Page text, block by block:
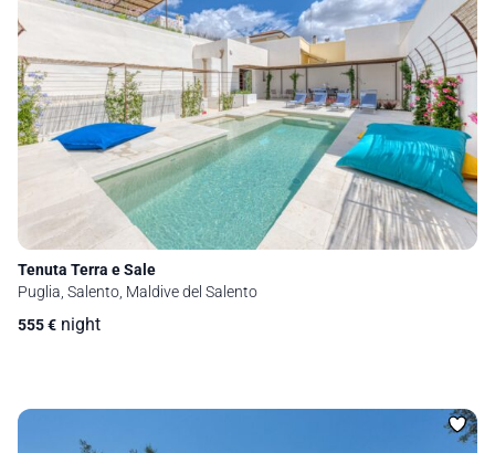
Tenuta Terra e Sale
Puglia, Salento, Maldive del Salento
555€ night